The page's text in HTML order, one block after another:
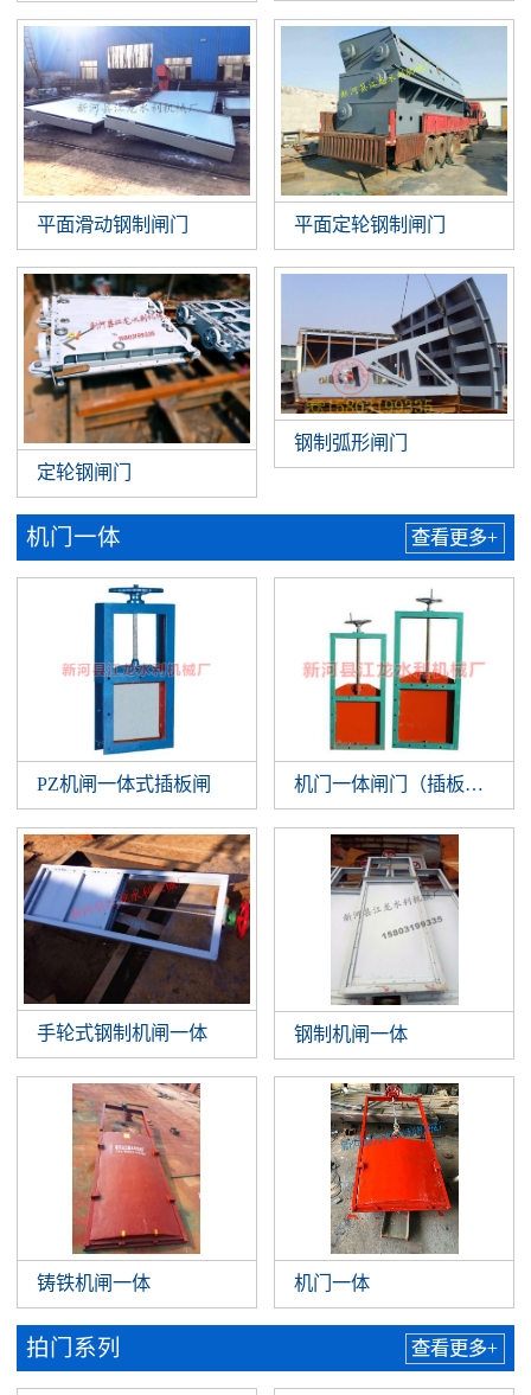
平面滑动钢制闸门 平面定轮钢制闸门
定轮钢闸门
钢制弧形闸门
机门一体 查看更多+
PZ机闸一体式插板闸 机门一体闸门（插板闸门）
手轮式钢制机闸一体 钢制机闸一体
铸铁机闸一体 机门一体
拍门系列 查看更多+